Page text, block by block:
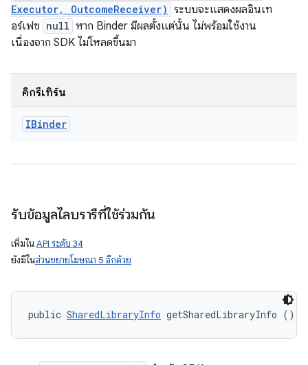
Executor, OutcomeReceiver) ระบบจะแสดงผลอินเท
อร์เฟซ null หาก Binder มีผลตั้งแต่นั้น ไม่พร้อมใช้งาน
เนื่องจาก SDK ไม่โหลดขึ้นมา
คิกรีเทิร์น
IBinder
รับข้อมูลไลบรารีที่ใช้ร่วมกัน
เพิ่มในAPI ระดับ 34
ยังมีในส่วนขยายโฆษณา 5 อีกด้วย
public SharedLibraryInfo getSharedLibraryInfo ()